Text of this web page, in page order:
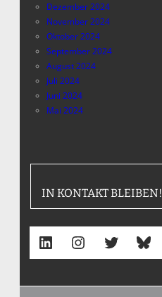
Dezember 2024
November 2024
Oktober 2024
September 2024
August 2024
Juli 2024
Juni 2024
Mai 2024
IN KONTAKT BLEIBEN!
LinkedIn Instagram Twitter Bluesky